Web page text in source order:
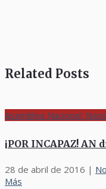
Related Posts
Asamblea Nacional,
¡POR INCAPAZ!
28 de abril de 2016 |
Más